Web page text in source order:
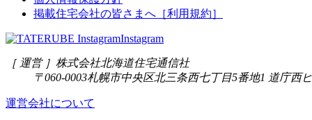
掲載住宅会社の皆さまへ［利用規約］
Instagram
［ 運営 ］ 株式会社北海道住宅通信社
〒060-0003札幌市中央区北三条西七丁目5番地1 道庁西
運営会社について